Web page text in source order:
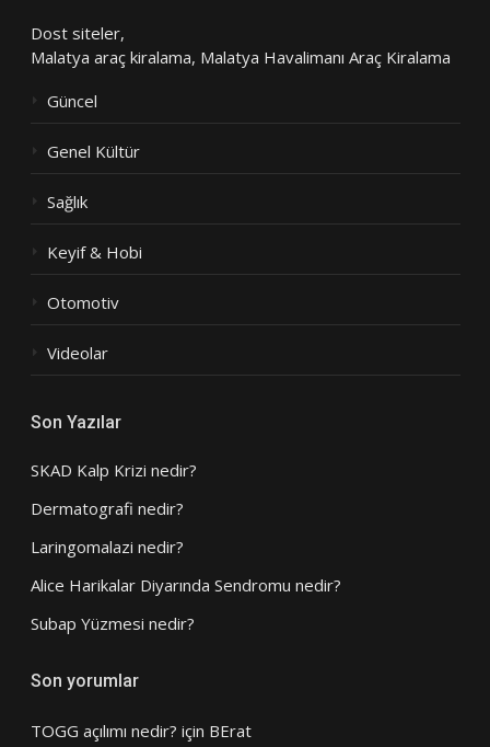
Dost siteler,
Malatya araç kiralama, Malatya Havalimanı Araç Kiralama
Güncel
Genel Kültür
Sağlık
Keyif & Hobi
Otomotiv
Videolar
Son Yazılar
SKAD Kalp Krizi nedir?
Dermatografi nedir?
Laringomalazi nedir?
Alice Harikalar Diyarında Sendromu nedir?
Subap Yüzmesi nedir?
Son yorumlar
TOGG açılımı nedir? için BErat